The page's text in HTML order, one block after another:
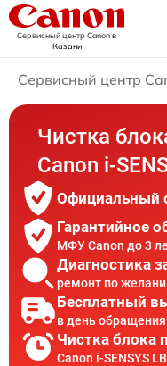
Сервисный центр Canonв
Казани
Сервисный центр
Чистка
Canon i-
Официальный
Гарантийное
МФУ Canon до 3
Диагностика
ремонт по
Бесплатный
в день обращения
Чистка блока
Canon i-SENSYS